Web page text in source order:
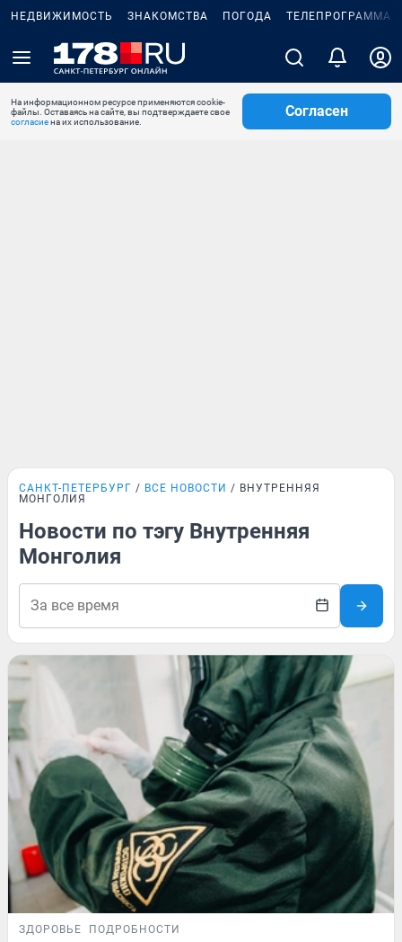
НЕДВИЖИМОСТЬ ЗНАКОМСТВА ПОГОДА ТЕЛЕПРОГРАММА
На информационном ресурсе применяются cookie-
файлы. Оставаясь на сайте, вы подтверждаете свое
согласиена их использование.
Согласен
САНКТ-ПЕТЕРБУРГ ВСЕ НОВОСТИ
ВНУТРЕННЯЯ
МОНГОЛИЯ
Новости по тэгу Внутренняя
Монголия
ЗДОРОВЬЕ ПОДРОБНОСТИ